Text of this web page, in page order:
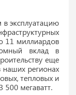
эксплуатацию
11 миллиардов
вклад в
еще
наших регионах
тепловых и
500 мегаватт.